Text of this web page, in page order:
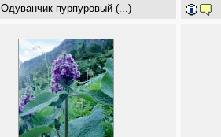
Одуванчик пурпуровый (...)